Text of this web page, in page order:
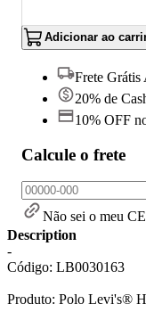
Adicionar ao
Frete Grátis
20% de
10% OFF
Calcule o frete
Não sei o meu
Description
-
Código: LB0030163
Produto: Polo Levi's®